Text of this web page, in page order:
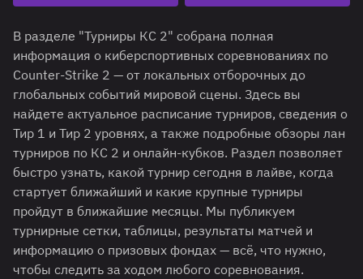
В разделе "Турниры КС 2" собрана полная
информация о киберспортивных соревнованиях по
Counter-Strike 2 — от локальных отборочных до
глобальных событий мировой сцены. Здесь вы
найдете актуальное расписание турниров, сведения о
Тир 1 и Тир 2 уровнях, а также подробные обзоры лан
турниров по КС 2 и онлайн-кубков. Раздел позволяет
быстро узнать, какой турнир сегодня в лайве, когда
стартует ближайший и какие крупные турниры
пройдут в ближайшие месяцы. Мы публикуем
турнирные сетки, таблицы, результаты матчей и
информацию о призовых фондах — всё, что нужно,
чтобы следить за ходом любого соревнования.